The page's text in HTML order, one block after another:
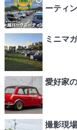
ーティ
ミニマ
愛好家
撮影現